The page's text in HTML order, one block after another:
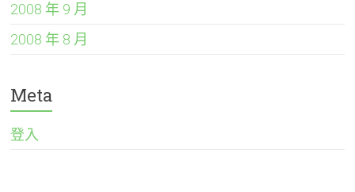
2008 年 9 月
2008 年 8 月
Meta
登入